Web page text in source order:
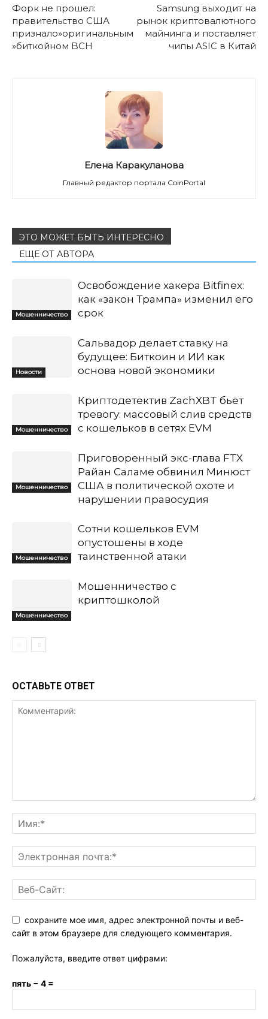
Форк не прошел:
правительство США
признало»оригинальным
»биткойном BCH
Samsung выходит на
рынок криптовалютного
майнинга и поставляет
чипы ASIC в Китай
Елена Каракуланова
Главный редактор портала CoinPortal
ЭТО МОЖЕТ БЫТЬ ИНТЕРЕСНО
ЕЩЕ ОТ АВТОРА
Мошенничество
Освобождение хакера Bitfinex:
как «закон Трампа» изменил его
срок
Новости
Сальвадор делает ставку на
будущее: Биткоин и ИИ как
основа новой экономики
Мошенничество
Криптодетектив ZachXBT бьёт
тревогу: массовый слив средств
с кошельков в сетях EVM
Мошенничество
Приговоренный экс-глава FTX
Райан Саламе обвинил Минюст
США в политической охоте и
нарушении правосудия
Мошенничество
Сотни кошельков EVM
опустошены в ходе
таинственной атаки
Мошенничество
Мошенничество с
криптошколой
ОСТАВЬТЕ ОТВЕТ
сохраните мое имя, адрес электронной почты и веб-
сайт в этом браузере для следующего комментария.
Пожалуйста, введите ответ цифрами:
пять − 4 =